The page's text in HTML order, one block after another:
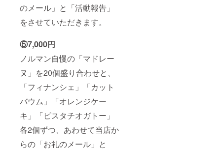
のメール」と「活動報告」
をさせていただきます。
⑤7,000円
ノルマン自慢の「マドレー
ヌ」を20個盛り合わせと、
「フィナンシェ」「カット
バウム」「オレンジケー
キ」「ピスタチオガトー」
各2個ずつ、あわせて当店か
らの「お礼のメール」と